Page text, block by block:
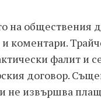
на обществения
коментари.
фалит и
договор.
не извършва